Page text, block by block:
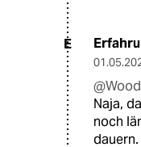
E
Naja,
noch
dauern.